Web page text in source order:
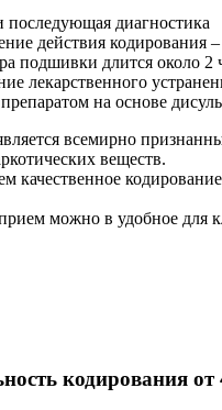
последующая диагностика
действия кодирования –
подшивки длится около 2
лекарственного
на основе
всемирно
веществ.
качественное
можно в удобное для
кодирования